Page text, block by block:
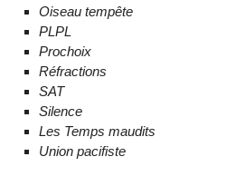
Oiseau tempête
PLPL
Prochoix
Réfractions
SAT
Silence
Les Temps maudits
Union pacifiste